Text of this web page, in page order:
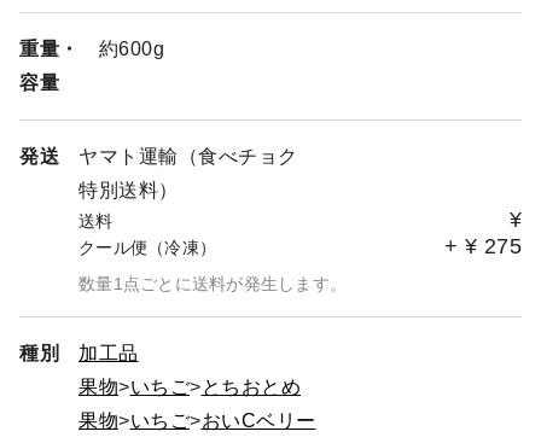
重量・
容量
約600g
発送
ヤマト運輸（食べチョク
特別送料）
送料 ¥
クール便（冷凍） + ¥ 275
数量1点ごとに送料が発生します。
種別
加工品
果物
いちご
とちおとめ
果物
いちご
おいCベリー